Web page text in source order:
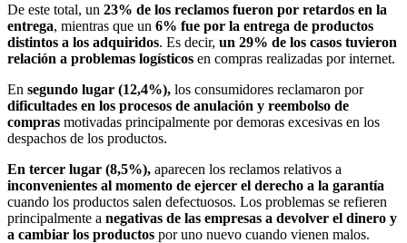
De este total, un 23% de los reclamos fueron por retardos en la
entrega, mientras que un 6% fue por la entrega de productos
distintos a los adquiridos. Es decir, un 29% de los casos tuvieron
relación a problemas logísticos en compras realizadas por internet.
En segundo lugar (12,4%), los consumidores reclamaron por
dificultades en los procesos de anulación y reembolso de
compras motivadas principalmente por demoras excesivas en los
despachos de los productos.
En tercer lugar (8,5%), aparecen los reclamos relativos a
inconvenientes al momento de ejercer el derecho a la garantía
cuando los productos salen defectuosos. Los problemas se refieren
principalmente a negativas de las empresas a devolver el dinero y
a cambiar los productos por uno nuevo cuando vienen malos.